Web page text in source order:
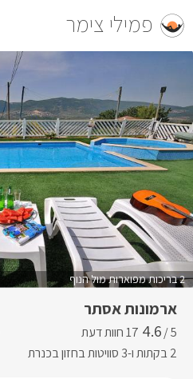
פמילי צימר
ארמונות אסתר
5 /
4.6
2 בקתות ו-3 סוויטות בחזון בכנרת
2 בריכות מפוארות מול הנוף